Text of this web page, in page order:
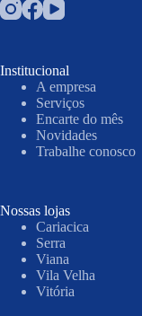
Institucional
A empresa
Serviços
Encarte do mês
Novidades
Trabalhe conosco
Nossas lojas
Cariacica
Serra
Viana
Vila Velha
Vitória